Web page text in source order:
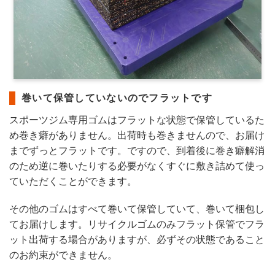
巻いて保管していないのでフラットです
スポーツジム専用ゴムはフラットな状態で保管しているた
め巻き癖がありません。出荷時も巻きませんので、お届け
までずっとフラットです。ですので、到着後に巻き癖解消
のため逆に巻いたりする必要がなくすぐに敷き詰めて使っ
ていただくことができます。
その他のゴムはすべて巻いて保管していて、巻いて梱包し
てお届けします。リサイクルゴムのみフラット保管でフラ
ット出荷する場合がありますが、必ずその状態であること
のお約束ができません。